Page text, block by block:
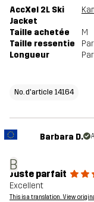
AccXel 2L Ski
Jacket
Taille achetée
M
Taille ressentie
Longueur
No. d'article 14164
B
Barbara D.
Juste parfait
Excellent
This is a translation. View